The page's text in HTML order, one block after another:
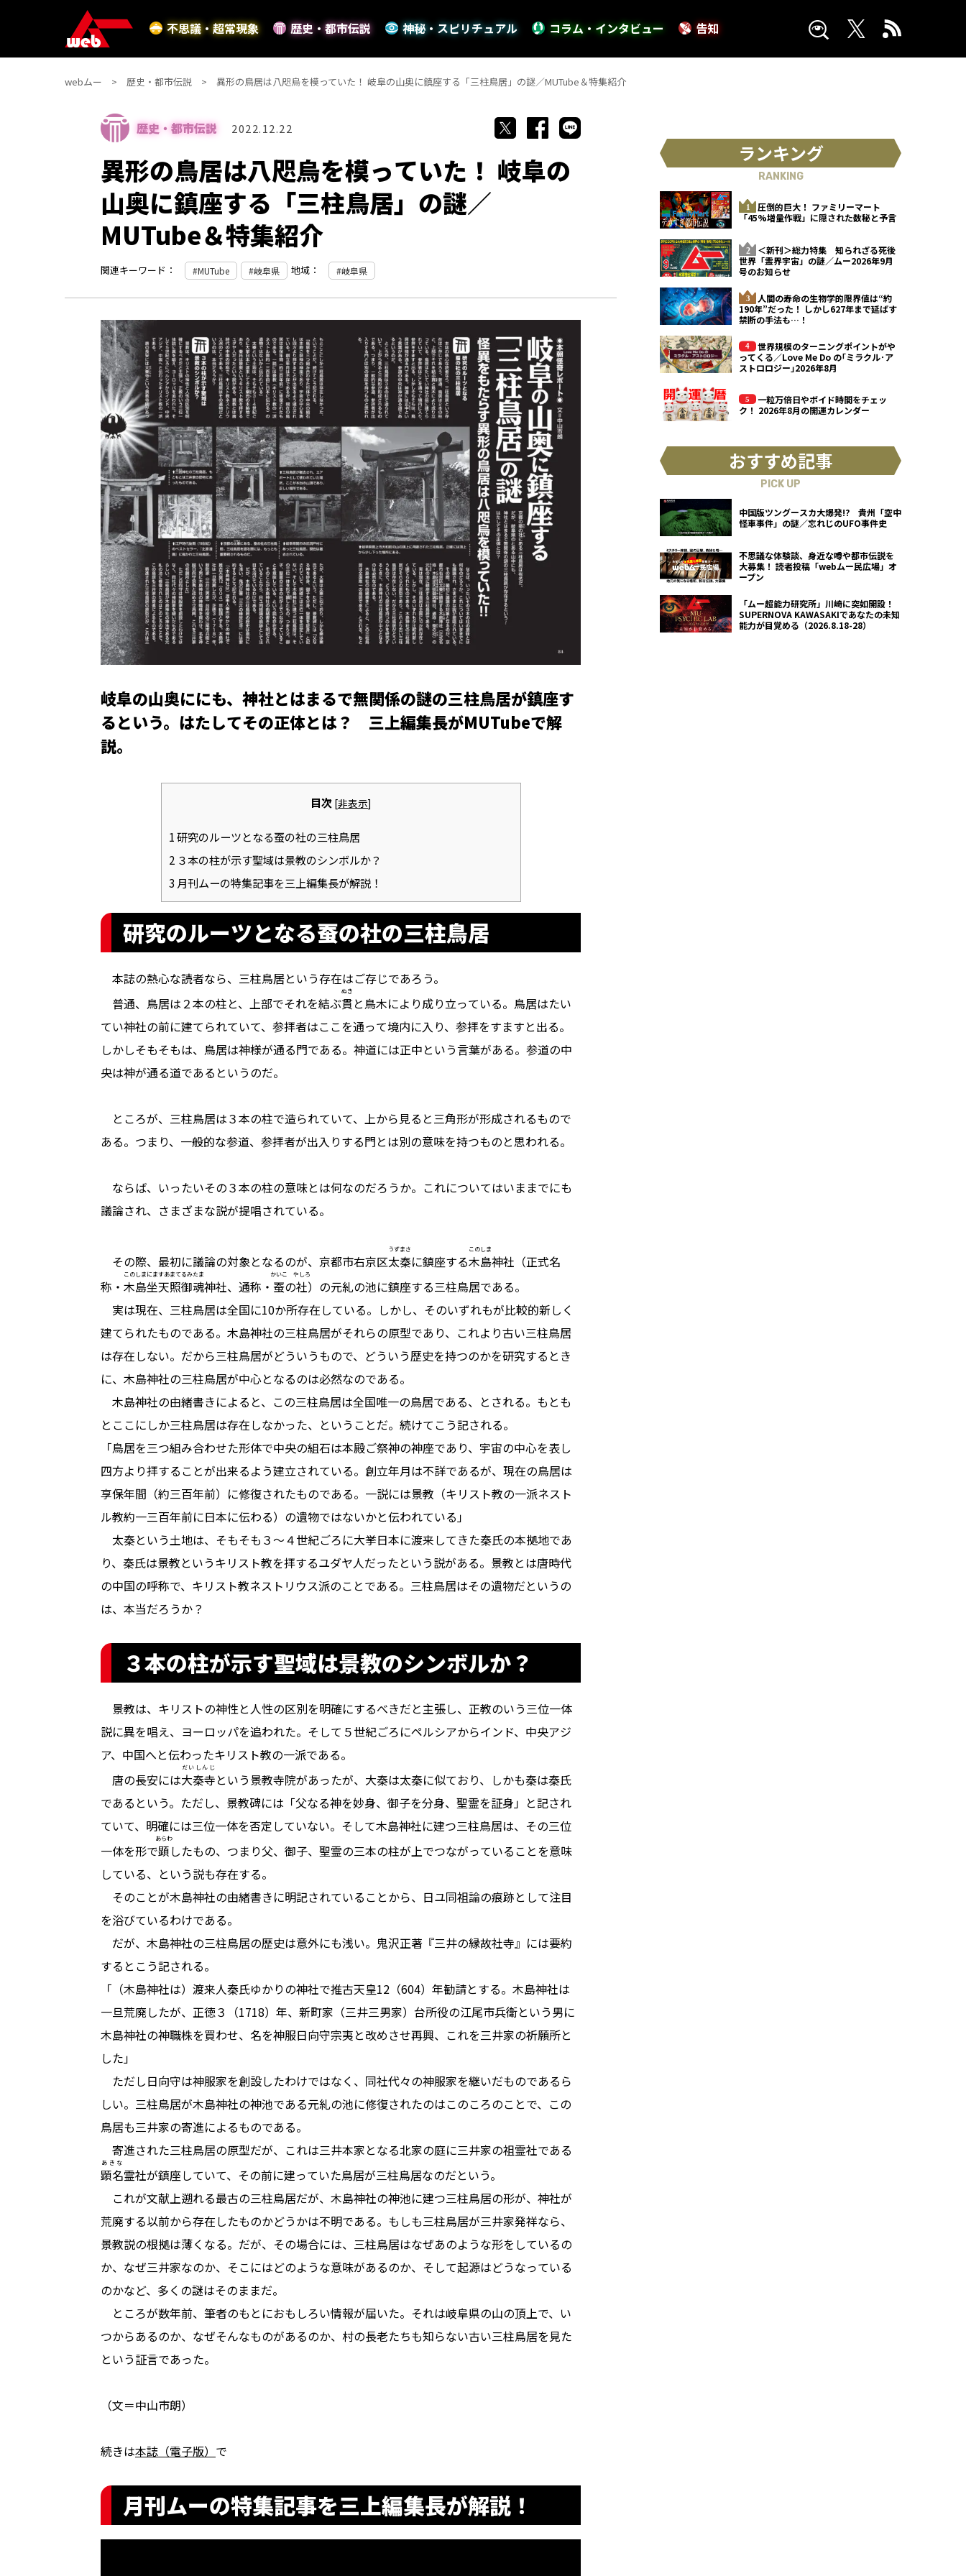
不思議・超常現象 歴史・都市伝説 神秘・スピリチュアル コラム・インタビュー 告知
webムー 歴史・都市伝説 異形の鳥居は八咫烏を模っていた！ 岐阜の山奥に鎮座する「三柱鳥居」の謎／MUTube＆特集紹介
歴史・都市伝説 2022.12.22
異形の鳥居は八咫烏を模っていた！ 岐阜の
山奥に鎮座する「三柱鳥居」の謎／
MUTube＆特集紹介
関連キーワード： MUTube 岐阜県 地域： 岐阜県
岐阜の山奥ににも、神社とはまるで無関係の謎の三柱鳥居が鎮座す
るという。はたしてその正体とは？ 三上編集長がMUTubeで解
説。
目次 [非表示]
1研究のルーツとなる蚕の社の三柱鳥居
2３本の柱が示す聖域は景教のシンボルか？
3 月刊ムーの特集記事を三上編集長が解説！
研究のルーツとなる蚕の社の三柱鳥居
本誌の熱心な読者なら、三柱鳥居という存在はご存じであろう。
普通、鳥居は２本の柱と、上部でそれを結ぶ貫
ぬき
と鳥木により成り立っている。鳥居はたい
てい神社の前に建てられていて、参拝者はここを通って境内に入り、参拝をすますと出る。
しかしそもそもは、鳥居は神様が通る門である。神道には正中という言葉がある。参道の中
央は神が通る道であるというのだ。
ところが、三柱鳥居は３本の柱で造られていて、上から見ると三角形が形成されるもので
ある。つまり、一般的な参道、参拝者が出入りする門とは別の意味を持つものと思われる。
ならば、いったいその３本の柱の意味とは何なのだろうか。これについてはいままでにも
議論され、さまざまな説が提唱されている。
その際、最初に議論の対象となるのが、京都市右京区太秦
うずまさ
に鎮座する木島
このしま
神社（正式名
称・ 木島坐天照御魂
このしまにますあまてるみたま
神社、通称・ 蚕
かいこ
の社
やしろ
）の元糺の池に鎮座する三柱鳥居である。
実は現在、三柱鳥居は全国に10か所存在している。しかし、そのいずれもが比較的新しく
建てられたものである。木島神社の三柱鳥居がそれらの原型であり、これより古い三柱鳥居
は存在しない。だから三柱鳥居がどういうもので、どういう歴史を持つのかを研究するとき
に、木島神社の三柱鳥居が中心となるのは必然なのである。
木島神社の由緒書きによると、この三柱鳥居は全国唯一の鳥居である、とされる。もとも
とここにしか三柱鳥居は存在しなかった、ということだ。続けてこう記される。
「鳥居を三つ組み合わせた形体で中央の組石は本殿ご祭神の神座であり、宇宙の中心を表し
四方より拝することが出来るよう建立されている。創立年月は不詳であるが、現在の鳥居は
享保年間（約三百年前）に修復されたものである。一説には景教（キリスト教の一派ネスト
ル教約一三百年前に日本に伝わる）の遺物ではないかと伝われている」
太秦という土地は、そもそも３～４世紀ごろに大挙日本に渡来してきた秦氏の本拠地であ
り、秦氏は景教というキリスト教を拝するユダヤ人だったという説がある。景教とは唐時代
の中国の呼称で、キリスト教ネストリウス派のことである。三柱鳥居はその遺物だというの
は、本当だろうか？
３本の柱が示す聖域は景教のシンボルか？
景教は、キリストの神性と人性の区別を明確にするべきだと主張し、正教のいう三位一体
説に異を唱え、ヨーロッパを追われた。そして５世紀ごろにペルシアからインド、中央アジ
ア、中国へと伝わったキリスト教の一派である。
唐の長安には大秦寺
だいしんじ
という景教寺院があったが、大秦は太秦に似ており、しかも秦は秦氏
であるという。ただし、景教碑には「父なる神を妙身、御子を分身、聖霊を証身」と記され
ていて、明確には三位一体を否定していない。そして木島神社に建つ三柱鳥居は、その三位
一体を形で顕
あらわ
したもの、つまり父、御子、聖霊の三本の柱が上でつながっていることを意味
している、という説も存在する。
そのことが木島神社の由緒書きに明記されていることから、日ユ同祖論の痕跡として注目
を浴びているわけである。
だが、木島神社の三柱鳥居の歴史は意外にも浅い。鬼沢正著『三井の縁故社寺』には要約
するとこう記される。
「（木島神社は）渡来人秦氏ゆかりの神社で推古天皇12（604）年勧請とする。木島神社は
一旦荒廃したが、正徳３（1718）年、新町家（三井三男家）台所役の江尾市兵衛という男に
木島神社の神職株を買わせ、名を神服日向守宗夷と改めさせ再興、これを三井家の祈願所と
した」
ただし日向守は神服家を創設したわけではなく、同社代々の神服家を継いだものであるら
しい。三柱鳥居が木島神社の神池である元糺の池に修復されたのはこのころのことで、この
鳥居も三井家の寄進によるものである。
寄進された三柱鳥居の原型だが、これは三井本家となる北家の庭に三井家の祖霊社である
顕名
あきな
霊社が鎮座していて、その前に建っていた鳥居が三柱鳥居なのだという。
これが文献上遡れる最古の三柱鳥居だが、木島神社の神池に建つ三柱鳥居の形が、神社が
荒廃する以前から存在したものかどうかは不明である。もしも三柱鳥居が三井家発祥なら、
景教説の根拠は薄くなる。だが、その場合には、三柱鳥居はなぜあのような形をしているの
か、なぜ三井家なのか、そこにはどのような意味があるのか、そして起源はどうなっている
のかなど、多くの謎はそのままだ。
ところが数年前、筆者のもとにおもしろい情報が届いた。それは岐阜県の山の頂上で、い
つからあるのか、なぜそんなものがあるのか、村の長老たちも知らない古い三柱鳥居を見た
という証言であった。
（文＝中山市朗）
続きは本誌（電子版） で
月刊ムーの特集記事を三上編集長が解説！
ランキング
RANKING
圧倒的巨大！ ファミリーマート
「45%増量作戦」に隠された数秘と予言
＜新刊＞総力特集 知られざる死後
世界「霊界宇宙」の謎／ムー2026年9月
号のお知らせ
人間の寿命の生物学的限界値は“約
190年”だった！ しかし627年まで延ばす
禁断の手法も…！
世界規模のターニングポイントがや
ってくる／Love Me Do の｢ミラクル･ア
ストロロジー｣2026年8月
一粒万倍日やボイド時間をチェッ
ク！ 2026年8月の開運カレンダー
おすすめ記事
PICK UP
中国版ツングースカ大爆発!? 貴州「空中
怪車事件」の謎／忘れじのUFO事件史
不思議な体験談、身近な噂や都市伝説を
大募集！ 読者投稿「webムー民広場」オ
ープン
「ムー超能力研究所」川崎に突如開設！
SUPERNOVA KAWASAKIであなたの未知
能力が目覚める（2026.8.18-28）